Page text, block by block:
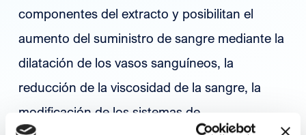
componentes del extracto y posibilitan el
aumento del suministro de sangre mediante la
dilatación de los vasos sanguíneos, la
reducción de la viscosidad de la sangre, la
modificación de los sistemas de